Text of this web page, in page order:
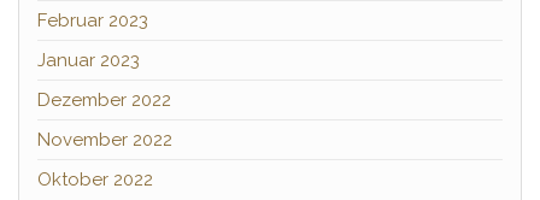
Februar 2023
Januar 2023
Dezember 2022
November 2022
Oktober 2022